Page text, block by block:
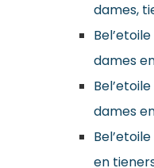
dames,
dames
dames
en